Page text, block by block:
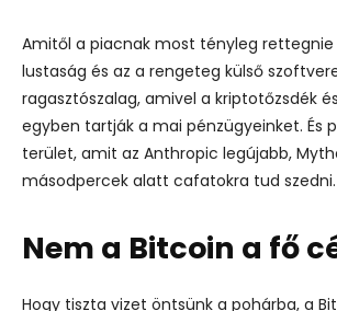
Amitől a piacnak most tényleg rettegnie
lustaság és az a rengeteg külső
ragasztószalag, amivel a kriptotőzsdék
egyben tartják a mai pénzügyeinket. És
terület, amit az Anthropic legújabb,
másodpercek alatt cafatokra tud szedni.
Nem a Bitcoin a fő
Hogy tiszta vizet öntsünk a pohárba, a